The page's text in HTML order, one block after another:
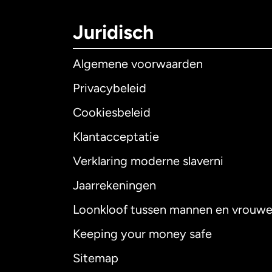
Juridisch
Algemene voorwaarden
Privacybeleid
Cookiesbeleid
Klantacceptatie
Verklaring moderne slaverni
Jaarrekeningen
Loonkloof tussen mannen en
Keeping your money safe
Sitemap
Australië